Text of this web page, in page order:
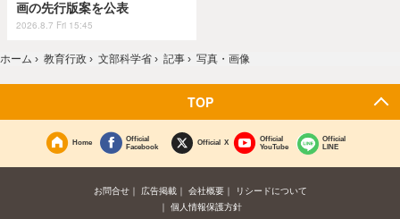
画の先行版案を公表
2026.8.7 Fri 15:45
ホーム › 教育行政 › 文部科学省 › 記事 › 写真・画像
TOP
Home
Official
Facebook
Official X
Official
YouTube
Official
LINE
お問合せ 広告掲載 会社概要
リシードについて
個人情報保護方針